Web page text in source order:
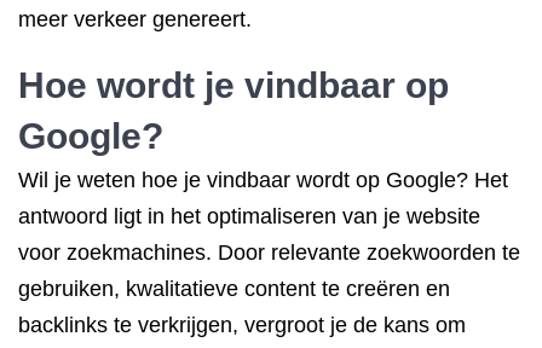
meer verkeer genereert.
Hoe wordt je vindbaar op
Google?
Wil je weten hoe je vindbaar wordt op Google? Het
antwoord ligt in het optimaliseren van je website
voor zoekmachines. Door relevante zoekwoorden te
gebruiken, kwalitatieve content te creëren en
backlinks te verkrijgen, vergroot je de kans om